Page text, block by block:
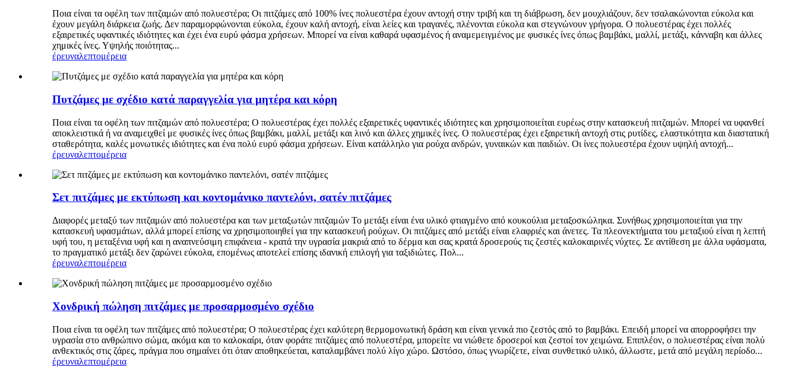
Ποια είναι τα οφέλη των πιτζαμών από πολυεστέρα; Οι πιτζάμες από 100% ίνες πολυεστέρα έχουν αντοχή στην τριβή και τη διάβρωση, δεν μουχλιάζουν, δεν τσαλακώνονται εύκολα και
έχουν μεγάλη διάρκεια ζωής. Δεν παραμορφώνονται εύκολα, έχουν καλή αντοχή, είναι λείες και τραγανές, πλένονται εύκολα και στεγνώνουν γρήγορα. Ο πολυεστέρας έχει πολλές
εξαιρετικές υφαντικές ιδιότητες και έχει ένα ευρύ φάσμα χρήσεων. Μπορεί να είναι καθαρά υφασμένος ή αναμεμειγμένος με φυσικές ίνες όπως βαμβάκι, μαλλί, μετάξι, κάνναβη και άλλες
χημικές ίνες. Υψηλής ποιότητας...
έρευναλεπτομέρεια
Πυτζάμες με σχέδιο κατά παραγγελία για μητέρα και κόρη
Ποια είναι τα οφέλη των πιτζαμών από πολυεστέρα; Ο πολυεστέρας έχει πολλές εξαιρετικές υφαντικές ιδιότητες και χρησιμοποιείται ευρέως στην κατασκευή πιτζαμών. Μπορεί να υφανθεί
αποκλειστικά ή να αναμειχθεί με φυσικές ίνες όπως βαμβάκι, μαλλί, μετάξι και λινό και άλλες χημικές ίνες. Ο πολυεστέρας έχει εξαιρετική αντοχή στις ρυτίδες, ελαστικότητα και διαστατική
σταθερότητα, καλές μονωτικές ιδιότητες και ένα πολύ ευρύ φάσμα χρήσεων. Είναι κατάλληλο για ρούχα ανδρών, γυναικών και παιδιών. Οι ίνες πολυεστέρα έχουν υψηλή αντοχή...
έρευναλεπτομέρεια
Σετ πιτζάμες με εκτύπωση και κοντομάνικο παντελόνι, σατέν πιτζάμες
Διαφορές μεταξύ των πιτζαμών από πολυεστέρα και των μεταξωτών πιτζαμών Το μετάξι είναι ένα υλικό φτιαγμένο από κουκούλια μεταξοσκώληκα. Συνήθως χρησιμοποιείται για την
κατασκευή υφασμάτων, αλλά μπορεί επίσης να χρησιμοποιηθεί για την κατασκευή ρούχων. Οι πιτζάμες από μετάξι είναι ελαφριές και άνετες. Τα πλεονεκτήματα του μεταξιού είναι η λεπτή
υφή του, η μεταξένια υφή και η αναπνεύσιμη επιφάνεια - κρατά την υγρασία μακριά από το δέρμα και σας κρατά δροσερούς τις ζεστές καλοκαιρινές νύχτες. Σε αντίθεση με άλλα υφάσματα,
το πραγματικό μετάξι δεν ζαρώνει εύκολα, επομένως αποτελεί επίσης ιδανική επιλογή για ταξιδιώτες. Πολ...
έρευναλεπτομέρεια
Χονδρική πώληση πιτζάμες με προσαρμοσμένο σχέδιο
Ποια είναι τα οφέλη των πιτζάμες από πολυεστέρα; Ο πολυεστέρας έχει καλύτερη θερμομονωτική δράση και είναι γενικά πιο ζεστός από το βαμβάκι. Επειδή μπορεί να απορροφήσει την
υγρασία στο ανθρώπινο σώμα, ακόμα και το καλοκαίρι, όταν φοράτε πιτζάμες από πολυεστέρα, μπορείτε να νιώθετε δροσεροί και ζεστοί τον χειμώνα. Επιπλέον, ο πολυεστέρας είναι πολύ
ανθεκτικός στις ζάρες, πράγμα που σημαίνει ότι όταν αποθηκεύεται, καταλαμβάνει πολύ λίγο χώρο. Ωστόσο, όπως γνωρίζετε, είναι συνθετικό υλικό, άλλωστε, μετά από μεγάλη περίοδο...
έρευναλεπτομέρεια